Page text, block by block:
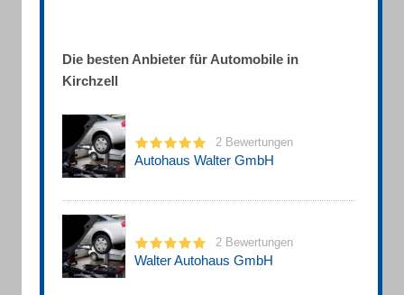
Die besten Anbieter für Automobile in
Kirchzell
2 Bewertungen
Autohaus Walter GmbH
2 Bewertungen
Walter Autohaus GmbH